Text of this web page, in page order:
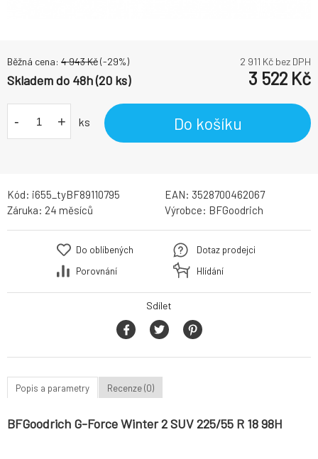
Běžná cena: 4 943Kč(-29%) 2 911 Kč bez DPH
Skladem do 48h (20 ks) 3 522 Kč
- + ks Do košíku
Kód: i655_tyBF89110795 EAN: 3528700462067
Záruka: 24 měsíců Výrobce: BFGoodrich
Do oblíbených
Porovnání
Dotaz prodejci
Hlídání
Sdílet
Popis a parametry Recenze (0)
BFGoodrich G-Force Winter 2 SUV 225/55 R 18 98H